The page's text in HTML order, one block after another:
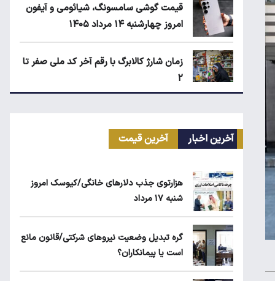
قیمت گوشی سامسونگ، شیائومی و آیفون
امروز چهارشنبه ۱۴ مرداد ۱۴۰۵
زمان شارژ کالابرگ با رقم آخر کد ملی صفر تا
۲
چقدر است؟
مرغ گران می‌شود
بلاگرهای پردرآمد مشمول مالیات هستند
آخرین اخبار آخرین قیمت
هزارتوی جذب دلارهای خانگی/کیوسک امروز
شنبه ۱۷ مرداد
گره تبدیل وضعیت نیروهای شرکتی/قانون مانع
است یا پیمانکاران؟